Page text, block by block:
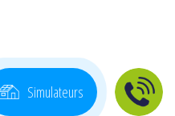
Simulateurs